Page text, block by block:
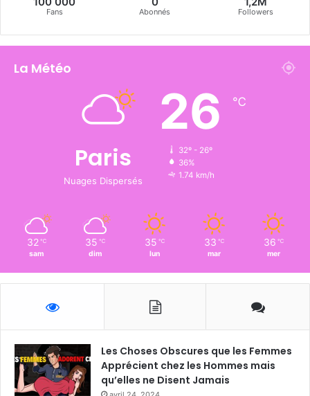
Fans Abonnés Followers
La Météo
Paris
Nuages Dispersés
26 ℃
32º - 26º
36%
1.74 km/h
32 ℃
sam
35 ℃
dim
35 ℃
lun
33 ℃
mar
36 ℃
mer
Les Choses Obscures que les Femmes
Apprécient chez les Hommes mais
qu’elles ne Disent Jamais